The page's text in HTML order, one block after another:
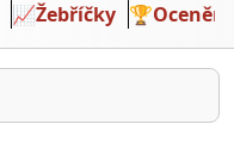
📈Žebříčky 🏆Ocenění